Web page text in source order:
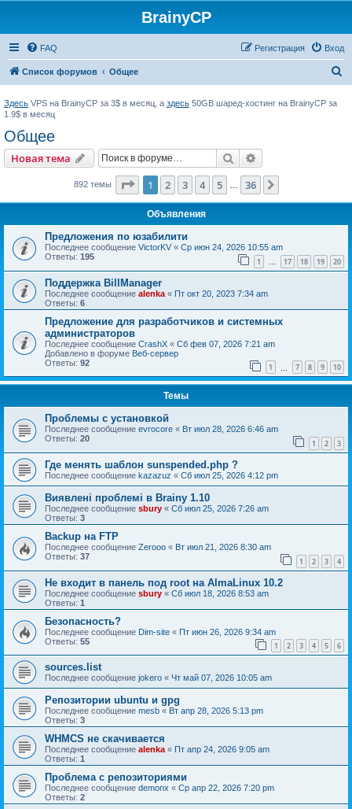
BrainyCP
FAQ Вход
Регистрация
Список форумов Общее
Здесь VPS на BrainyCP за 3$ в месяц, а здесь 50GB шаред-хостинг на BrainyCP за
1.9$ в месяц
Общее
Новая тема Поиск
892 темы Страница из 36
1 2 3 4 5 36
Объявления
Предложения по юзабилити
Последнее сообщение VictorKV « Ср июн 24, 2026 10:55 am
Ответы: 195 1 … 17 18 19 20
Поддержка BillManager
Последнее сообщение alenka « Пт окт 20, 2023 7:34 am
Ответы: 6
Предложение для разработчиков и системных
администраторов
Последнее сообщение CrashX « Сб фев 07, 2026 7:21 am
Добавлено в форуме Веб-сервер
Ответы: 92 1 7 8 9 10
Темы
Проблемы с установкой
Последнее сообщение evrocore « Вт июл 28, 2026 6:46 am
Ответы: 20 1 2 3
Где менять шаблон sunspended.php ?
Последнее сообщение kazazuz « Сб июл 25, 2026 4:12 pm
Виявлені проблемі в Brainy 1.10
Последнее сообщение sbury « Сб июл 25, 2026 7:26 am
Ответы: 3
Backup на FTP
Последнее сообщение Zerooo « Вт июл 21, 2026 8:30 am
Ответы: 37 1 2 3 4
Не входит в панель под root на AlmaLinux 10.2
Последнее сообщение sbury « Сб июл 18, 2026 8:53 am
Ответы: 1
Безопасность?
Последнее сообщение Dim-site « Пт июн 26, 2026 9:34 am
Ответы: 55 1 2 3 4 5 6
sources.list
Последнее сообщение jokero « Чт май 07, 2026 10:05 am
Репозитории ubuntu и gpg
Последнее сообщение mesb « Вт апр 28, 2026 5:13 pm
Ответы: 3
WHMCS не скачивается
Последнее сообщение alenka « Пт апр 24, 2026 9:05 am
Ответы: 1
Проблема с репозиториями
Последнее сообщение demonx « Ср апр 22, 2026 7:20 pm
Ответы: 2